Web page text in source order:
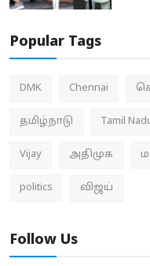
Popular Tags
DMK Chennai
தமிழ்நாடு Tamil
Vijay அதிமுக
politics விஜய்
Follow Us